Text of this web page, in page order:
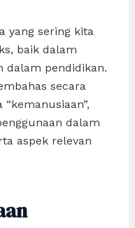
yang sering kita
baik dalam
dalam pendidikan.
secara
dalam
aspek relevan